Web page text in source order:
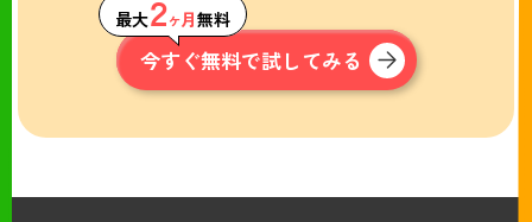
最大２ヶ月無料
今すぐ無料で試してみる